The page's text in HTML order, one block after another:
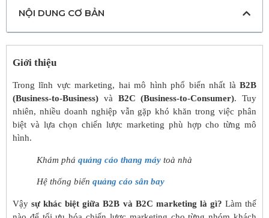
NỘI DUNG CƠ BẢN
Giới thiệu
Trong lĩnh vực marketing, hai mô hình phổ biến nhất là B2B
(Business-to-Business) và B2C (Business-to-Consumer). Tuy
nhiên, nhiều doanh nghiệp vẫn gặp khó khăn trong việc phân
biệt và lựa chọn chiến lược marketing phù hợp cho từng mô
hình.
Khám phá quảng cáo thang máy toà nhà
Hệ thống biển quảng cáo sân bay
Vậysự khác biệt giữa B2B và B2C marketing là gì? Làm thế